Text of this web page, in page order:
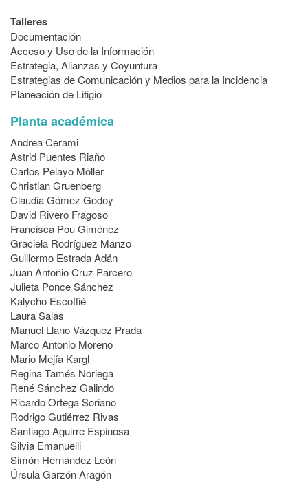
Talleres
Documentación
Acceso y Uso de la Información
Estrategia, Alianzas y Coyuntura
Estrategias de Comunicación y Medios para la Incidencia
Planeación de Litigio
Planta académica
Andrea Cerami
Astrid Puentes Riaño
Carlos Pelayo Möller
Christian Gruenberg
Claudia Gómez Godoy
David Rivero Fragoso
Francisca Pou Giménez
Graciela Rodríguez Manzo
Guillermo Estrada Adán
Juan Antonio Cruz Parcero
Julieta Ponce Sánchez
Kalycho Escoffié
Laura Salas
Manuel Llano Vázquez Prada
Marco Antonio Moreno
Mario Mejía Kargl
Regina Tamés Noriega
René Sánchez Galindo
Ricardo Ortega Soriano
Rodrigo Gutiérrez Rivas
Santiago Aguirre Espinosa
Silvia Emanuelli
Simón Hernández León
Úrsula Garzón Aragón